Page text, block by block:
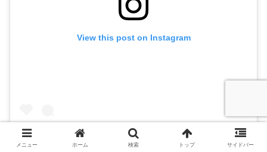
View this post on Instagram
メニュー ホーム 検索 トップ サイドバー